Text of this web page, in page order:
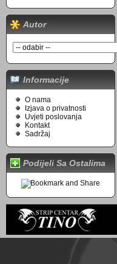
Autor
Informacije
O nama
Izjava o privatnosti
Uvjeti poslovanja
Kontakt
Sadržaj
Podijeli Sa Ostalima